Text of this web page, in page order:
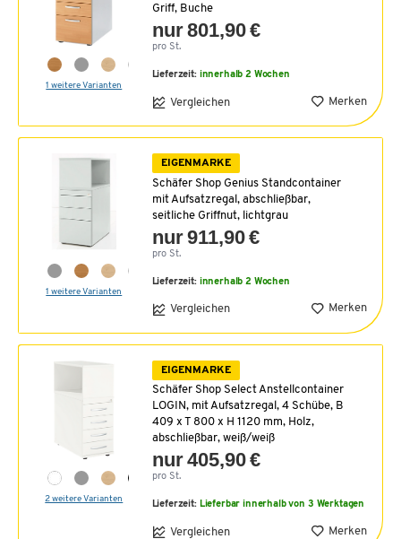
1 weitere Varianten
Griff, Buche
nur 801,90 €
pro St.
Lieferzeit: innerhalb 2 Wochen
Vergleichen Merken
1 weitere Varianten
EIGENMARKE
Schäfer Shop Genius Standcontainer
mit Aufsatzregal, abschließbar,
seitliche Griffnut, lichtgrau
nur 911,90 €
pro St.
Lieferzeit: innerhalb 2 Wochen
Vergleichen Merken
2 weitere Varianten
EIGENMARKE
Schäfer Shop Select Anstellcontainer
LOGIN, mit Aufsatzregal, 4 Schübe, B
409 x T 800 x H 1120 mm, Holz,
abschließbar, weiß/weiß
nur 405,90 €
pro St.
Lieferzeit: Lieferbar innerhalb von 3 Werktagen
Vergleichen Merken